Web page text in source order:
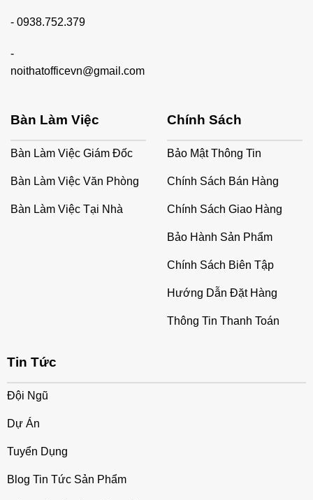
- 0938.752.379
-
noithatofficevn@gmail.com
Bàn Làm Việc
Bàn Làm Việc Giám Đốc
Bàn Làm Việc Văn Phòng
Bàn Làm Việc Tại Nhà
Chính Sách
Bảo Mật Thông Tin
Chính Sách Bán Hàng
Chính Sách Giao Hàng
Bảo Hành Sản Phẩm
Chính Sách Biên Tập
Hướng Dẫn Đặt Hàng
Thông Tin Thanh Toán
Tin Tức
Đội Ngũ
Dự Án
Tuyển Dụng
Blog Tin Tức Sản Phẩm